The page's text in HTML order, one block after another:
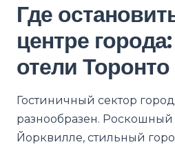
Где
центре
отели Торонто
Гостиничный сектор
разнообразен. Роскошный
Йорквилле, стильный